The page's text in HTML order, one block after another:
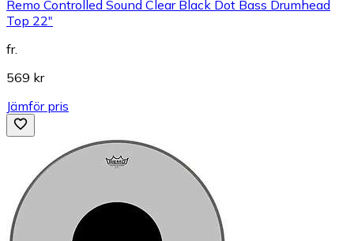
Remo Controlled Sound Clear Black Dot Bass Drumhead
Top 22"
fr.
569 kr
Jämför pris